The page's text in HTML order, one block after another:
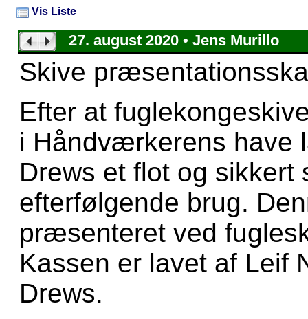
Vis Liste
27. august 2020 • Jens Murillo
Skive
Efter at
i Håndværkerens have
Drews et flot og
efterfølgende brug.
præsenteret ved
Kassen er lavet af Leif
Drews.